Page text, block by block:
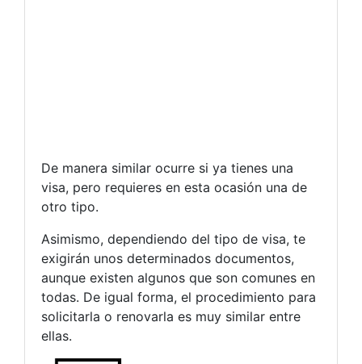
De manera similar ocurre si ya tienes una
visa, pero requieres en esta ocasión una de
otro tipo.
Asimismo, dependiendo del tipo de visa, te
exigirán unos determinados documentos,
aunque existen algunos que son comunes en
todas. De igual forma, el procedimiento para
solicitarla o renovarla es muy similar entre
ellas.